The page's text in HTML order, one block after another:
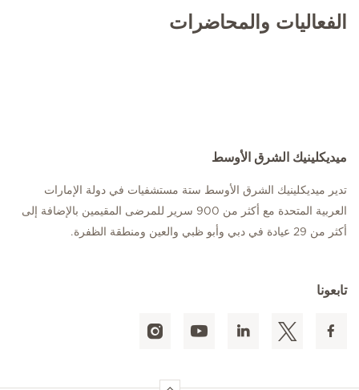
الفعاليات والمحاضرات
ميديكلينيك الشرق الأوسط
تدير ميديكلينيك الشرق الأوسط ستة مستشفيات في دولة الإمارات
العربية المتحدة مع أكثر من 900 سرير للمرضى المقيمين بالإضافة إلى
أكثر من 29 عيادة في دبي وأبو ظبي والعين ومنطقة الظفرة.
تابعونا